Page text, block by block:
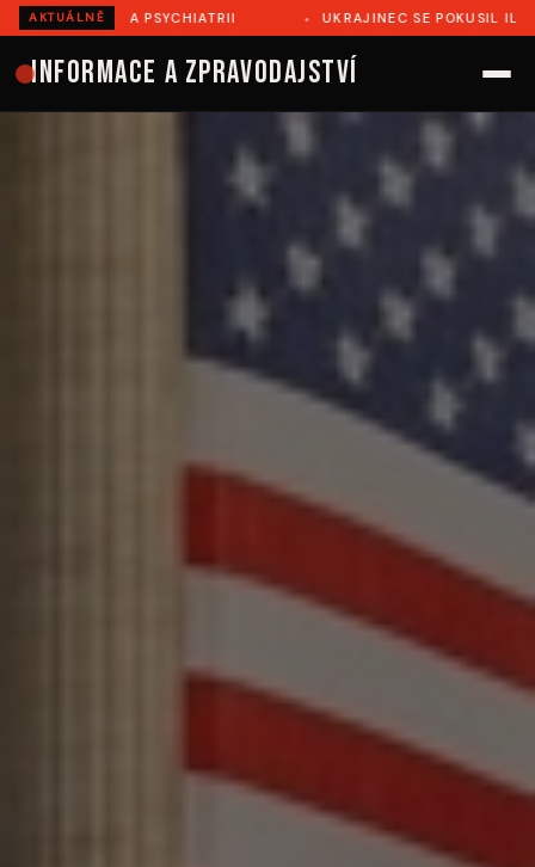
AKTUÁLNĚ
PSYCHIATRII UKRAJINEC SE POKUSIL ILEGÁLNĚ PŘEJÍT
Informace a zpravodajství